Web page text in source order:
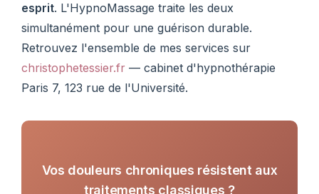
esprit. L'HypnoMassage traite les deux
simultanément pour une guérison durable.
Retrouvez l'ensemble de mes services sur
christophetessier.fr — cabinet d'hypnothérapie
Paris 7, 123 rue de l'Université.
Vos douleurs chroniques résistent aux
traitements classiques ?